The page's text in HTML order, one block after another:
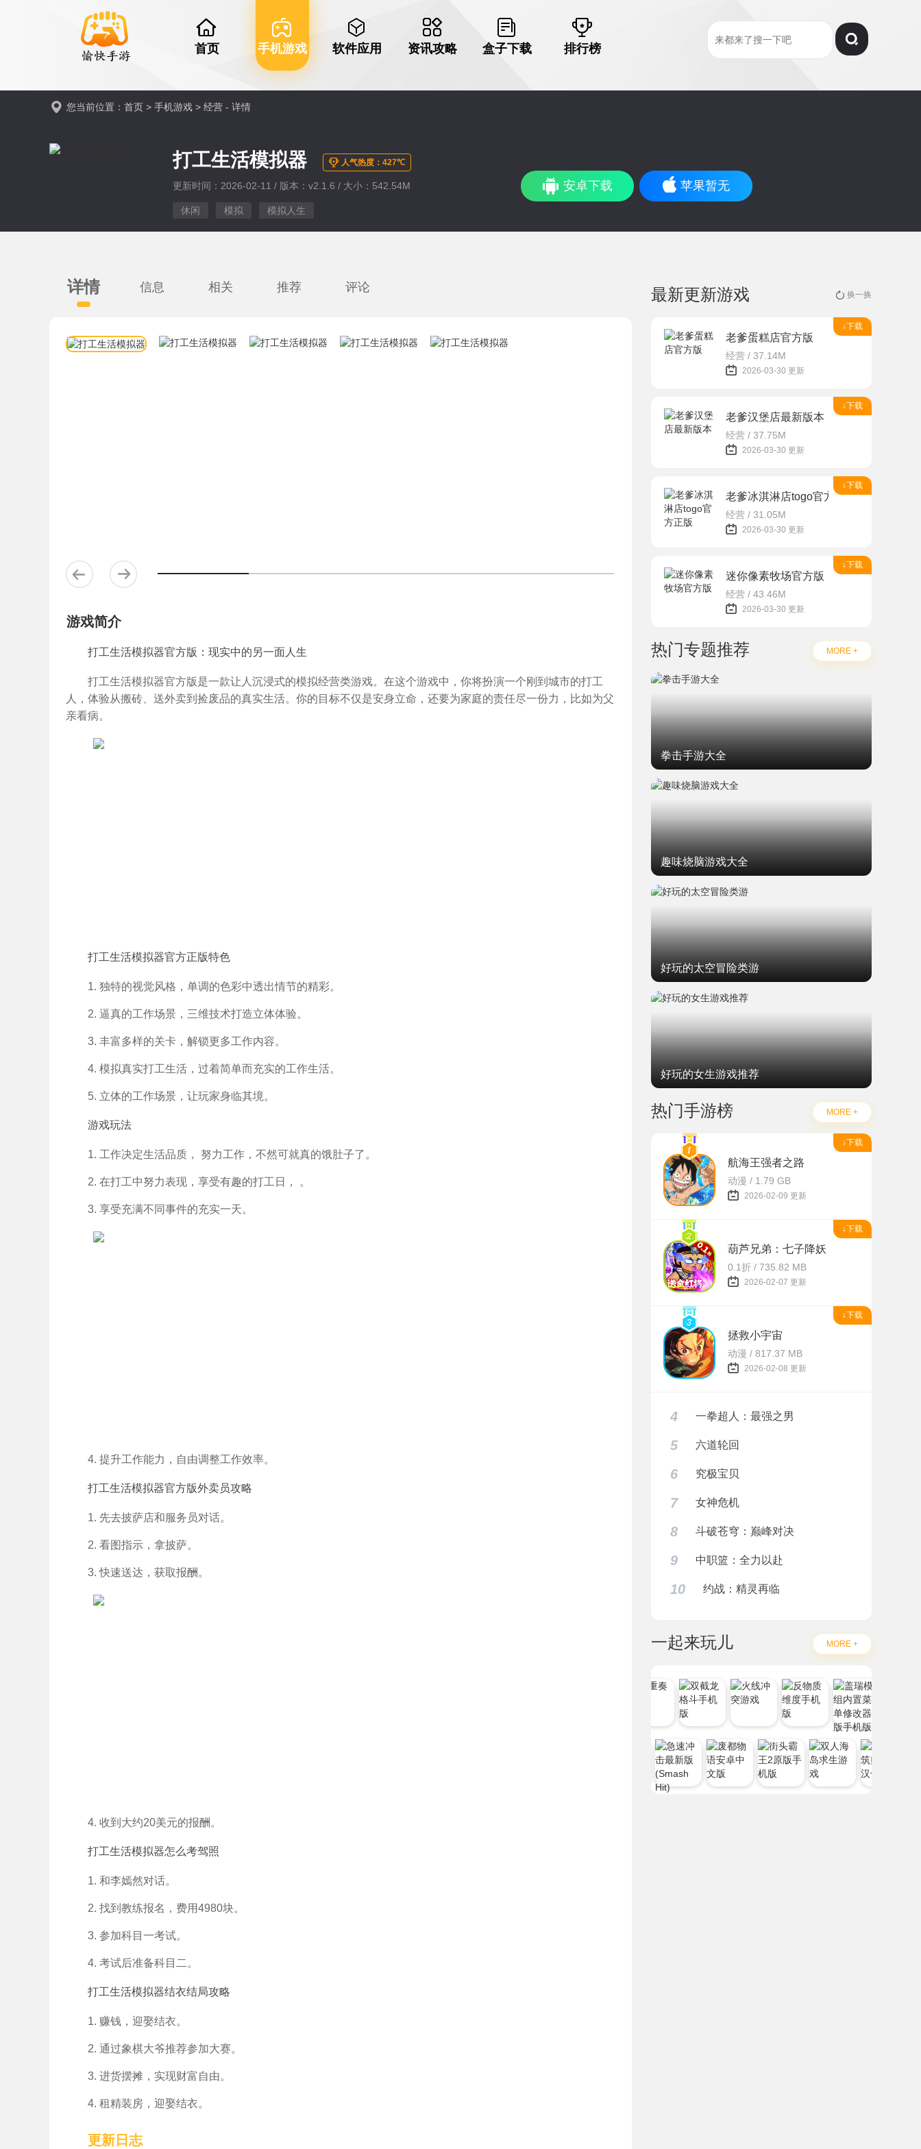
首页 手机游戏 软件应用 资讯攻略 盒子下载 排行榜
您当前位置： 首页 > 手机游戏 > 经营 - 详情
打工生活模拟器 人气热度：427℃
更新时间：2026-02-11 / 版本：v2.1.6 / 大小：542.54M
休闲 模拟 模拟人生
安卓下载 苹果暂无
详情 信息 相关 推荐 评论
游戏简介
打工生活模拟器官方版：现实中的另一面人生
打工生活模拟器官方版是一款让人沉浸式的模拟经营类游戏。在这个游戏中，你将扮演一个刚到城市的打工
人，体验从搬砖、送外卖到捡废品的真实生活。你的目标不仅是安身立命，还要为家庭的责任尽一份力，比如为父
亲看病。
打工生活模拟器官方正版特色
1. 独特的视觉风格，单调的色彩中透出情节的精彩。
2. 逼真的工作场景，三维技术打造立体体验。
3. 丰富多样的关卡，解锁更多工作内容。
4. 模拟真实打工生活，过着简单而充实的工作生活。
5. 立体的工作场景，让玩家身临其境。
游戏玩法
1. 工作决定生活品质， 努力工作，不然可就真的饿肚子了。
2. 在打工中努力表现，享受有趣的打工日， 。
3. 享受充满不同事件的充实一天。
4. 提升工作能力，自由调整工作效率。
打工生活模拟器官方版外卖员攻略
1. 先去披萨店和服务员对话。
2. 看图指示，拿披萨。
3. 快速送达，获取报酬。
4. 收到大约20美元的报酬。
打工生活模拟器怎么考驾照
1. 和李嫣然对话。
2. 找到教练报名，费用4980块。
3. 参加科目一考试。
4. 考试后准备科目二。
打工生活模拟器结衣结局攻略
1. 赚钱，迎娶结衣。
2. 通过象棋大爷推荐参加大赛。
3. 进货摆摊，实现财富自由。
4. 租精装房，迎娶结衣。
更新日志
最新更新游戏 换一换
↓下载
老爹蛋糕店官方版
经营 / 37.14M
2026-03-30 更新
↓下载
老爹汉堡店最新版本
经营 / 37.75M
2026-03-30 更新
↓下载
老爹冰淇淋店togo官方正版
经营 / 31.05M
2026-03-30 更新
↓下载
迷你像素牧场官方版
经营 / 43.46M
2026-03-30 更新
热门专题推荐 MORE +
拳击手游大全
趣味烧脑游戏大全
好玩的太空冒险类游
好玩的女生游戏推荐
热门手游榜 MORE +
↓下载
航海王强者之路
动漫 / 1.79 GB
2026-02-09 更新
↓下载
葫芦兄弟：七子降妖
0.1折 / 735.82 MB
2026-02-07 更新
↓下载
拯救小宇宙
动漫 / 817.37 MB
2026-02-08 更新
4 一拳超人：最强之男
5 六道轮回
6 究极宝贝
7 女神危机
8 斗破苍穹：巅峰对决
9 中职篮：全力以赴
10 约战：精灵再临
一起来玩儿 MORE +